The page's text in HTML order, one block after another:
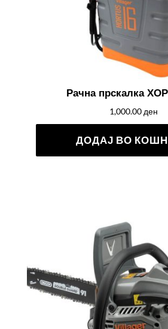
Рачна прскалка
1,000.00 ден
ДОДАЈ ВО